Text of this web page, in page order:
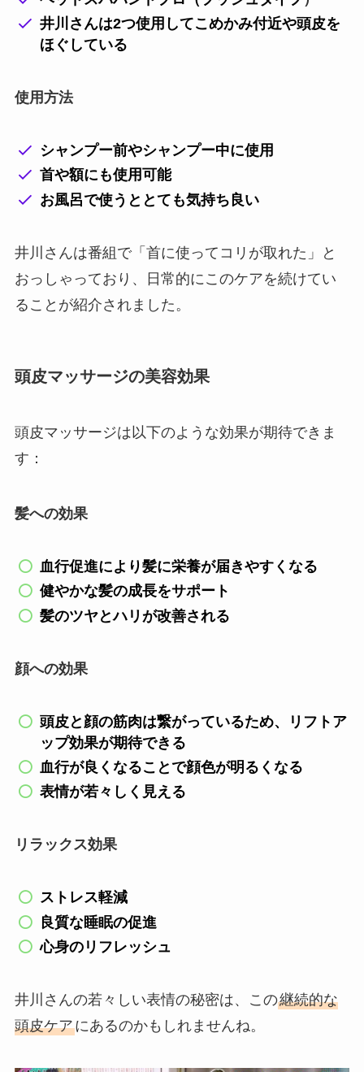
井川さんは2つ使用してこめかみ付近や頭皮を
ほぐしている
使用方法
シャンプー前やシャンプー中に使用
首や額にも使用可能
お風呂で使うととても気持ち良い
井川さんは番組で「首に使ってコリが取れた」と
おっしゃっており、日常的にこのケアを続けてい
ることが紹介されました。
頭皮マッサージの美容効果
頭皮マッサージは以下のような効果が期待できま
す：
髪への効果
血行促進により髪に栄養が届きやすくなる
健やかな髪の成長をサポート
髪のツヤとハリが改善される
顔への効果
頭皮と顔の筋肉は繋がっているため、リフトア
ップ効果が期待できる
血行が良くなることで顔色が明るくなる
表情が若々しく見える
リラックス効果
ストレス軽減
良質な睡眠の促進
心身のリフレッシュ
井川さんの若々しい表情の秘密は、この継続的な
頭皮ケアにあるのかもしれませんね。